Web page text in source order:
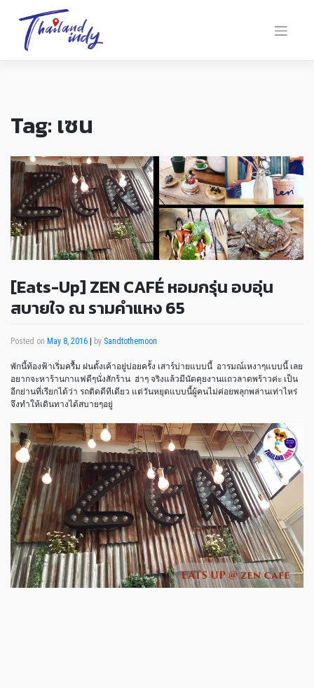
Tag: เซน
[Eats-Up] ZEN CAFÉ หอมกรุ่น อบอุ่น
สบายใจ ณ รามคำแหง 65
Posted on May 8, 2016 by Sandtothemoon
พักนี้ท้องฟ้าเริ่มครื้ม ฝนตั้งเค้าอยู่บ่อยครั้ง เสาร์บ่ายแบบนี้ อารมณ์เหงาๆแบบนี้ เลย
อยากจะหาร้านกาแฟดีๆนั่งสักร้าน ฮ่าๆ จริงแล้วมีนัดคุยงานแถวลาดพร้าวค่ะ เป็น
อีกย่านที่เรียกได้ว่า รถติดดีทีเดียว แต่วันหยุดแบบนี้ผู้คนไม่ค่อยพลุกพล่านเท่าไหร่
จึงทำให้เดินทางได้สบายๆอยู่